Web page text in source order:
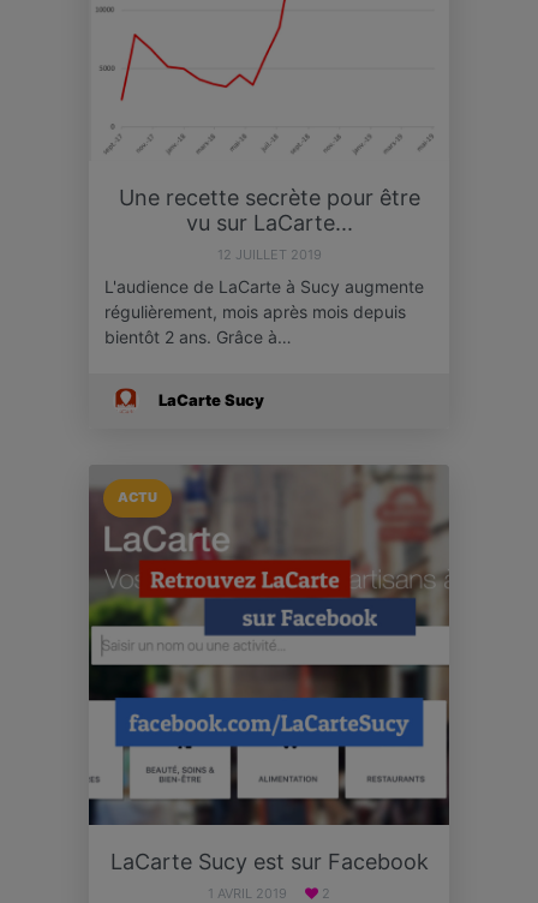
Une recette secrète pour être
vu sur LaCarte...
12 JUILLET 2019
L'audience de LaCarte à Sucy augmente
régulièrement, mois après mois depuis
bientôt 2 ans. Grâce à…
LaCarte Sucy
ACTU
LaCarte Sucy est sur Facebook
1 AVRIL 2019 2